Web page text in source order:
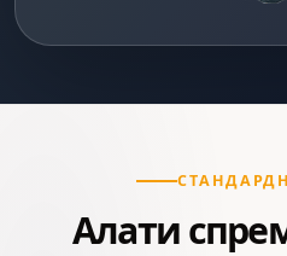
Алати